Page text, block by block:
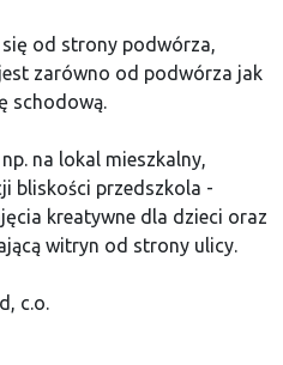
od strony podwórza,
zarówno od podwórza jak
schodową.
na lokal mieszkalny,
bliskości przedszkola -
kreatywne dla dzieci oraz
witryn od strony ulicy.
c.o.